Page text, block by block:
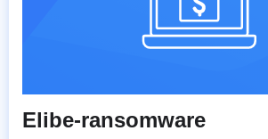
Elibe-ransomware